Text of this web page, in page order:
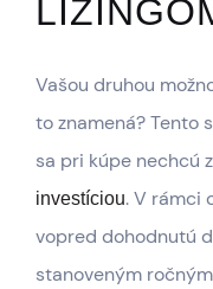
Vašou druhou
to znamená? Tento
sa pri kúpe nechcú
investíciou. V rámci
vopred dohodnutú
stanoveným